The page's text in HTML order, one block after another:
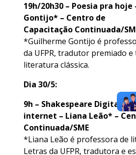
19h/20h30 – Poesia pra
Gontijo* – Centro de
Capacitação Continuada/
*Guilherme Gontijo é
da UFPR, tradutor premiado
literatura clássica.
Dia 30/5:
9h – Shakespeare Digital
internet – Liana Leão* –
Continuada/SME
*Liana Leão é professora de
Letras da UFPR, tradutora e